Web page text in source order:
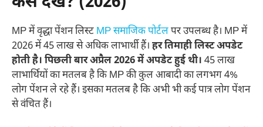
MP में वृद्धा पेंशन लिस्ट MP समाजिक पोर्टलपर उपलब्ध है। MP में
2026 में 45 लाख से अधिक लाभार्थी हैं। हर तिमाही लिस्ट अपडेट
होती है। पिछली बार अप्रैल 2026 में अपडेट हुई थी। 45 लाख
लाभार्थियों का मतलब है कि MP की कुल आबादी का लगभग 4%
लोग पेंशन ले रहे हैं। इसका मतलब है कि अभी भी कई पात्र लोग पेंशन
से वंचित हैं।